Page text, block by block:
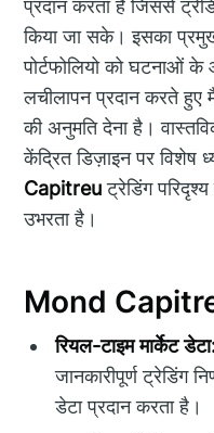
प्रदान करता है जिससे
किया जा सके। इसका
पोर्टफोलियो को घटनाओं
लचीलापन प्रदान करते हुए
की अनुमति देना है।
केंद्रित डिज़ाइन पर विशेष
Capitreuट्रेडिंग
उभरता है।
Mond
रियल-टाइम मार्केट
जानकारीपूर्ण ट्रेडिंग
डेटा प्रदान करता है।